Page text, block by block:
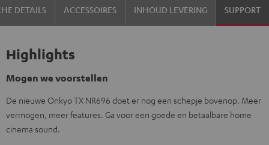
DETAILS ACCESSOIRES INHOUD LEVERING SUPPORT
Highlights
Mogen we voorstellen
De nieuwe Onkyo TX NR696 doet er nog een schepje bovenop. Meer
vermogen, meer features. Ga voor een goede en betaalbare home
cinema sound.